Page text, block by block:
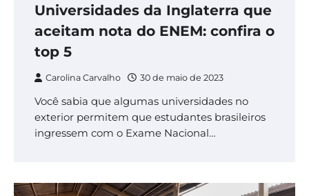
Universidades da Inglaterra que
aceitam nota do ENEM: confira o
top 5
Carolina Carvalho 30 de maio de 2023
Você sabia que algumas universidades no
exterior permitem que estudantes brasileiros
ingressem com o Exame Nacional…